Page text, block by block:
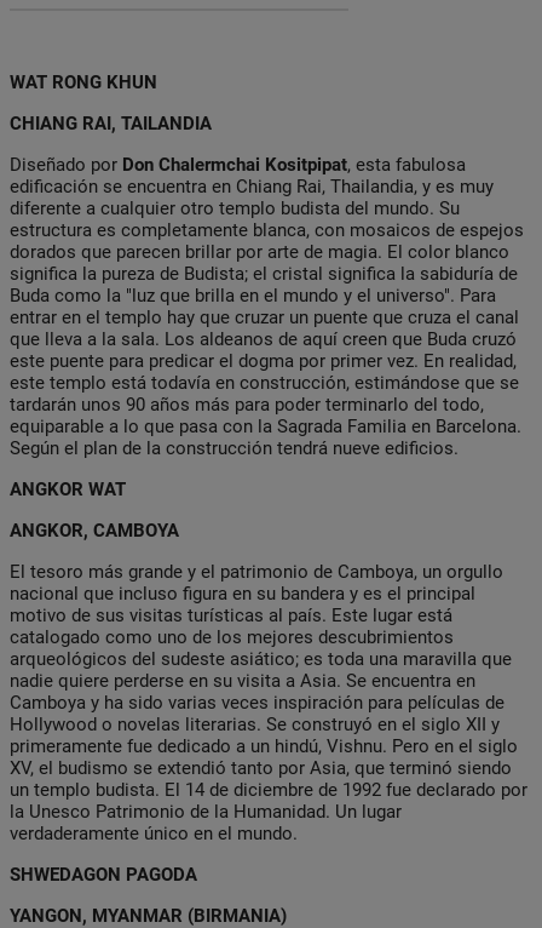
WAT RONG KHUN
CHIANG RAI, TAILANDIA
Diseñado por Don Chalermchai Kositpipat, esta fabulosa
edificación se encuentra en Chiang Rai, Thailandia, y es muy
diferente a cualquier otro templo budista del mundo. Su
estructura es completamente blanca, con mosaicos de espejos
dorados que parecen brillar por arte de magia. El color blanco
significa la pureza de Budista; el cristal significa la sabiduría de
Buda como la "luz que brilla en el mundo y el universo". Para
entrar en el templo hay que cruzar un puente que cruza el canal
que lleva a la sala. Los aldeanos de aquí creen que Buda cruzó
este puente para predicar el dogma por primer vez. En realidad,
este templo está todavía en construcción, estimándose que se
tardarán unos 90 años más para poder terminarlo del todo,
equiparable a lo que pasa con la Sagrada Familia en Barcelona.
Según el plan de la construcción tendrá nueve edificios.
ANGKOR WAT
ANGKOR, CAMBOYA
El tesoro más grande y el patrimonio de Camboya, un orgullo
nacional que incluso figura en su bandera y es el principal
motivo de sus visitas turísticas al país. Este lugar está
catalogado como uno de los mejores descubrimientos
arqueológicos del sudeste asiático; es toda una maravilla que
nadie quiere perderse en su visita a Asia. Se encuentra en
Camboya y ha sido varias veces inspiración para películas de
Hollywood o novelas literarias. Se construyó en el siglo XII y
primeramente fue dedicado a un hindú, Vishnu. Pero en el siglo
XV, el budismo se extendió tanto por Asia, que terminó siendo
un templo budista. El 14 de diciembre de 1992 fue declarado por
la Unesco Patrimonio de la Humanidad. Un lugar
verdaderamente único en el mundo.
SHWEDAGON PAGODA
YANGON, MYANMAR (BIRMANIA)